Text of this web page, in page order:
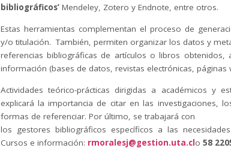
bibliográficos’Mendeley, Zotero y Endnote, entre otros.
Estas herramientas complementan el proceso de
y/o titulación. También, permiten organizar los datos y
referencias bibliográficas de artículos o libros obtenidos,
información (bases de datos, revistas electrónicas,
Actividades teórico-prácticas dirigidas a académicos y
explicará la importancia de citar en las investigaciones,
formas de referenciar. Por último, se trabajará con
los gestores bibliográficos específicos a las
Cursos e información: rmoralesj@gestion.uta.cl o 58